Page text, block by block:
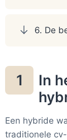
6. De
1
In
Een hybride
traditionele